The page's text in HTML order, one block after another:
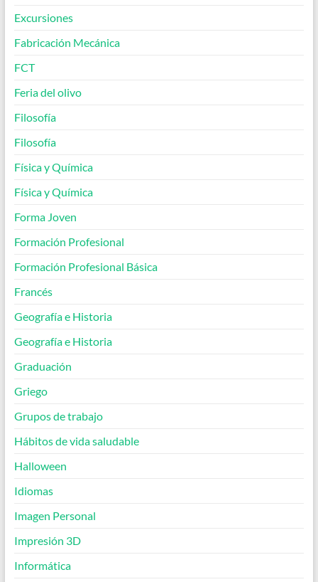
Excursiones
Fabricación Mecánica
FCT
Feria del olivo
Filosofía
Filosofía
Física y Química
Física y Química
Forma Joven
Formación Profesional
Formación Profesional Básica
Francés
Geografía e Historia
Geografía e Historia
Graduación
Griego
Grupos de trabajo
Hábitos de vida saludable
Halloween
Idiomas
Imagen Personal
Impresión 3D
Informática